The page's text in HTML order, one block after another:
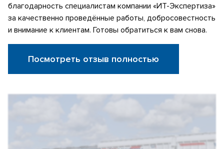
благодарность специалистам компании «ИТ-Экспертиза»
за качественно проведённые работы, добросовестность
и внимание к клиентам. Готовы обратиться к вам снова.
Посмотреть отзыв полностью